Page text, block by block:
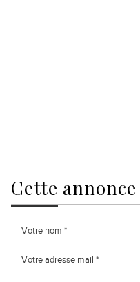
cette annonce
Votre nom *
Votre adresse mail *